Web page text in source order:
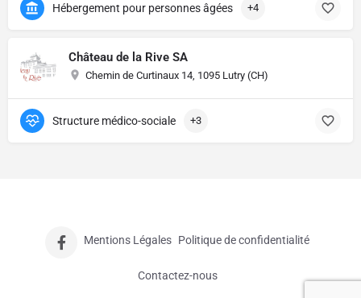
Hébergement pour personnes âgées +4
Château de la Rive SA
Chemin de Curtinaux 14, 1095 Lutry (CH)
Structure médico-sociale +3
Mentions Légales Politique de confidentialité
Contactez-nous